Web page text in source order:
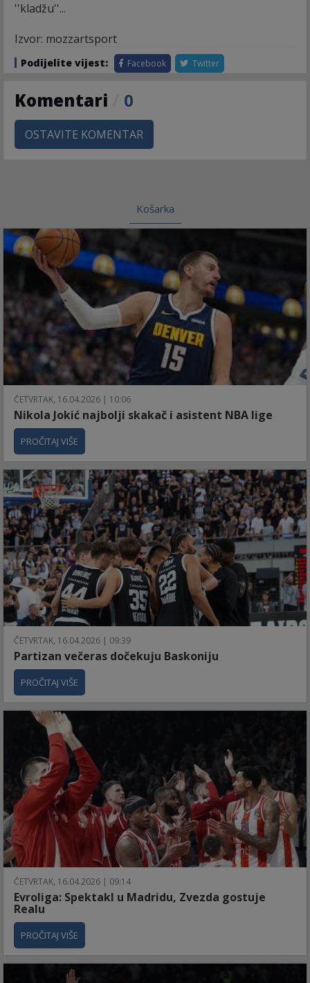
''kladžu''...
Izvor: mozzartsport
Podijelite vijest: Facebook Twitter
Komentari 0
OSTAVITE KOMENTAR
Košarka
ČETVRTAK, 16.04.2026 | 10:06
Nikola Jokić najbolji skakač i asistent NBA lige
PROČITAJ VIŠE
ČETVRTAK, 16.04.2026 | 09:39
Partizan večeras dočekuju Baskoniju
PROČITAJ VIŠE
ČETVRTAK, 16.04.2026 | 09:14
Evroliga: Spektakl u Madridu, Zvezda gostuje
Realu
PROČITAJ VIŠE